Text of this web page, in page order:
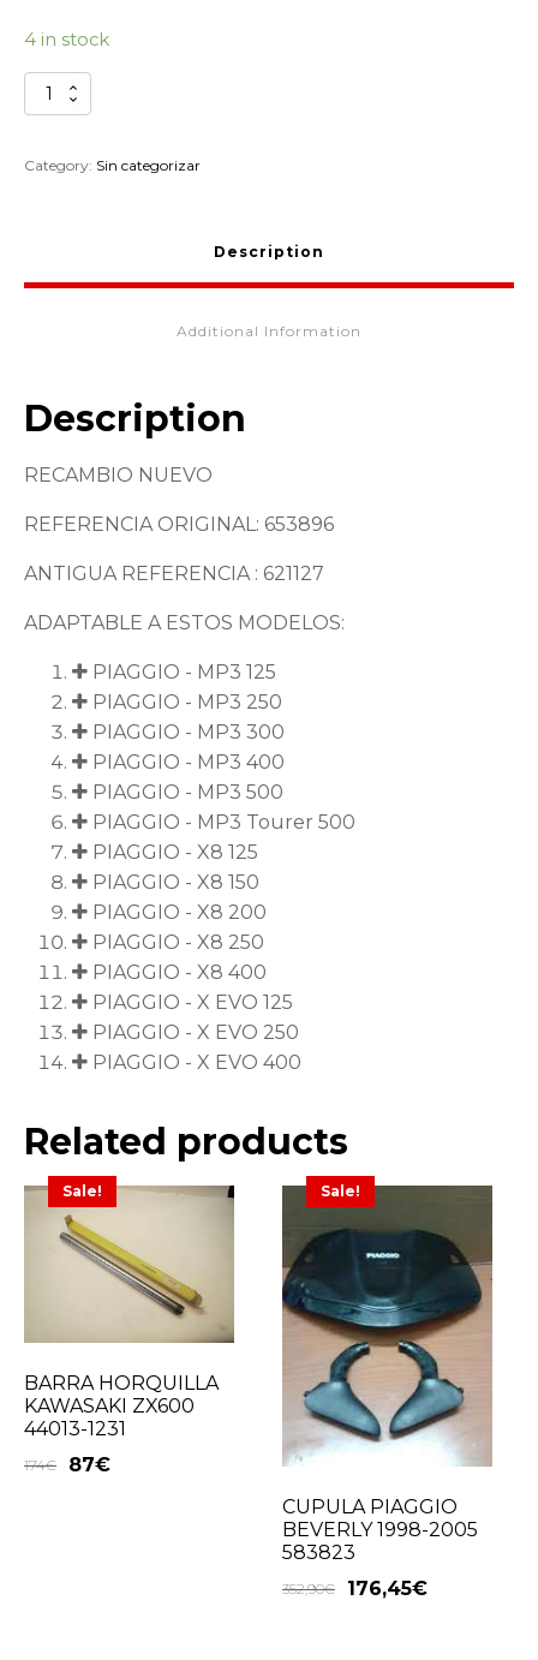
4 in stock
MUELLE
BISAGRA
PIAGGIO
Category: Sin categorizar
Description
Additional Information
Description
RECAMBIO NUEVO
REFERENCIA ORIGINAL: 653896
ANTIGUA REFERENCIA : 621127
ADAPTABLE A ESTOS MODELOS:
PIAGGIO - MP3 125
PIAGGIO - MP3 250
PIAGGIO - MP3 300
PIAGGIO - MP3 400
PIAGGIO - MP3 500
PIAGGIO - MP3 Tourer 500
PIAGGIO - X8 125
PIAGGIO - X8 150
PIAGGIO - X8 200
PIAGGIO - X8 250
PIAGGIO - X8 400
PIAGGIO - X EVO 125
PIAGGIO - X EVO 250
PIAGGIO - X EVO 400
Related products
Sale!
BARRA HORQUILLA
KAWASAKI ZX600
44013-1231
174€ 87€
Sale!
CUPULA PIAGGIO
BEVERLY 1998-2005
583823
352,90€ 176,45€